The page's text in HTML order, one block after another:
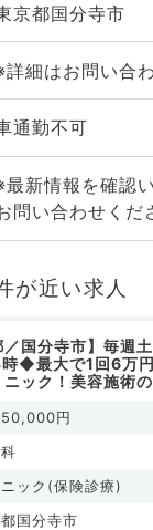
京都国分寺市
詳細はお問い合
通勤不可
最新情報を確認
問い合わせくだ
が近い求人
／国分寺市】毎週
◆最大で1回6万
ック！美容施術
50,000円
ック(保険診療)
国分寺市